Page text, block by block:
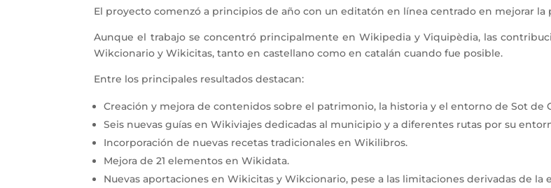
El proyecto comenzó a principios de año con un editatón en línea centrado en mejorar
Aunque el trabajo se concentró principalmente en Wikipedia y Viquipèdia, las
Wikcionario y Wikicitas, tanto en castellano como en catalán cuando fue posible.
Entre los principales resultados destacan:
Creación y mejora de contenidos sobre el patrimonio, la historia y el entorno de Sot de
Seis nuevas guías en Wikiviajes dedicadas al municipio y a diferentes rutas por su
Incorporación de nuevas recetas tradicionales en Wikilibros.
Mejora de 21 elementos en Wikidata.
Nuevas aportaciones en Wikicitas y Wikcionario, pese a las limitaciones derivadas de la